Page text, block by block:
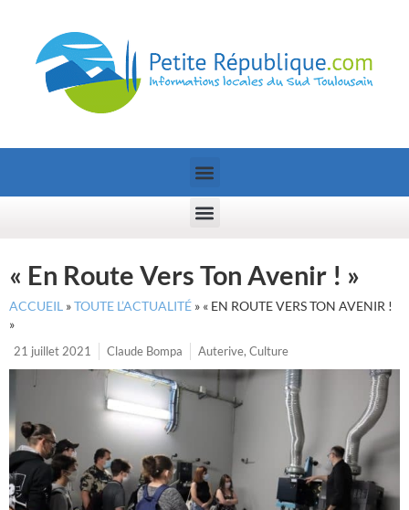
« En Route Vers Ton Avenir ! »
ACCUEIL »TOUTE L’ACTUALITÉ » « EN ROUTE VERS TON AVENIR !
»
21 juillet 2021
Claude Bompa Auterive, Culture